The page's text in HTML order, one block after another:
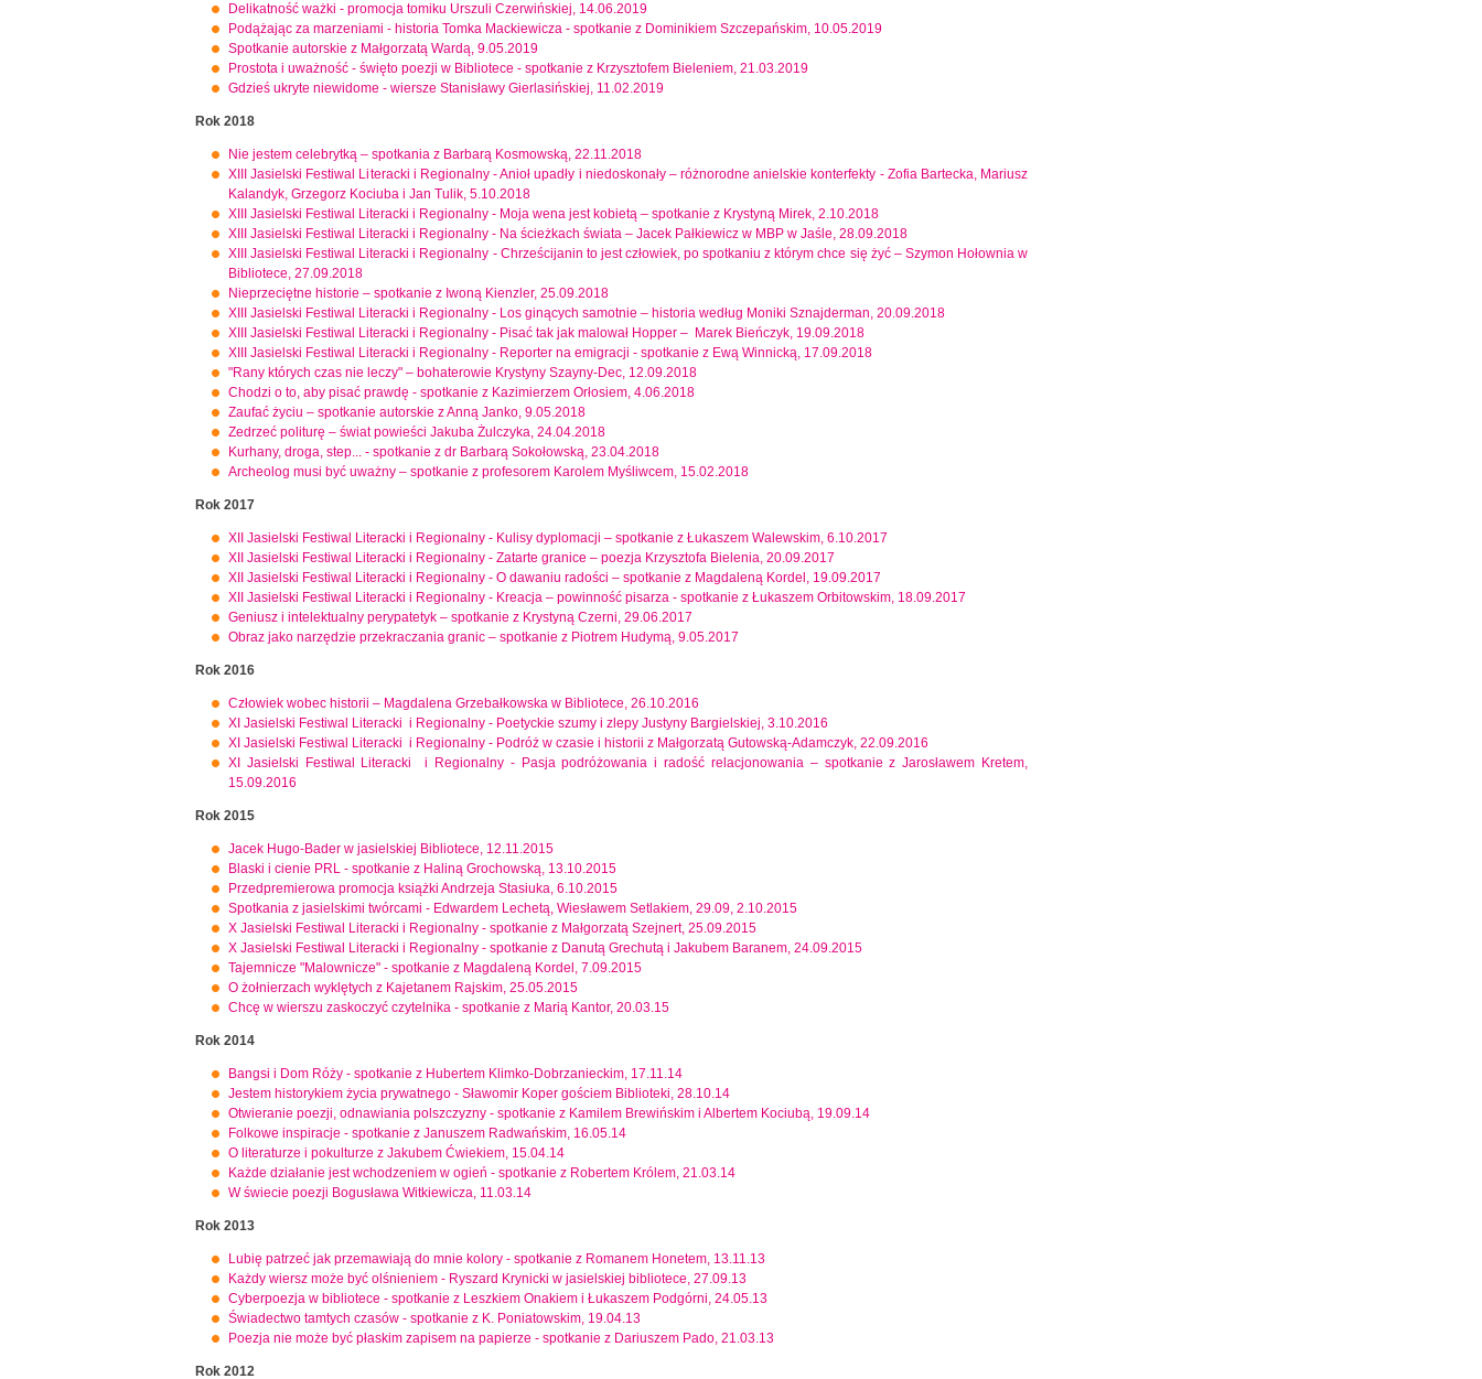
Delikatność ważki - promocja tomiku Urszuli Czerwińskiej, 14.06.2019
Podążając za marzeniami - historia Tomka Mackiewicza - spotkanie z Dominikiem Szczepańskim, 10.05.2019
Spotkanie autorskie z Małgorzatą Wardą, 9.05.2019
Prostota i uważność - święto poezji w Bibliotece - spotkanie z Krzysztofem Bieleniem, 21.03.2019
Gdzieś ukryte niewidome - wiersze Stanisławy Gierlasińskiej, 11.02.2019
Rok 2018
Nie jestem celebrytką – spotkania z Barbarą Kosmowską, 22.11.2018
XIII Jasielski Festiwal Literacki i Regionalny- Anioł upadły i niedoskonały – różnorodne anielskie konterfekty - Zofia Bartecka, Mariusz
Kalandyk, Grzegorz Kociuba i Jan Tulik, 5.10.2018
XIII Jasielski Festiwal Literacki i Regionalny - Moja wena jest kobietą – spotkanie z Krystyną Mirek, 2.10.2018
XIII Jasielski Festiwal Literacki i Regionalny - Na ścieżkach świata – Jacek Pałkiewicz w MBP w Jaśle, 28.09.2018
XIII Jasielski Festiwal Literacki i Regionalny - Chrześcijanin to jest człowiek, po spotkaniu z którym chce się żyć – Szymon Hołownia w
Bibliotece, 27.09.2018
Nieprzeciętne historie – spotkanie z Iwoną Kienzler, 25.09.2018
XIII Jasielski Festiwal Literacki i Regionalny - Los ginących samotnie – historia według Moniki Sznajderman, 20.09.2018
XIII Jasielski Festiwal Literacki i Regionalny - Pisać tak jak malował Hopper – Marek Bieńczyk, 19.09.2018
XIII Jasielski Festiwal Literacki i Regionalny - Reporter na emigracji - spotkanie z Ewą Winnicką, 17.09.2018
"Rany których czas nie leczy" – bohaterowie Krystyny Szayny-Dec, 12.09.2018
Chodzi o to, aby pisać prawdę - spotkanie z Kazimierzem Orłosiem, 4.06.2018
Zaufać życiu – spotkanie autorskie z Anną Janko, 9.05.2018
Zedrzeć politurę – świat powieści Jakuba Żulczyka, 24.04.2018
Kurhany, droga, step... - spotkanie z dr Barbarą Sokołowską, 23.04.2018
Archeolog musi być uważny – spotkanie z profesorem Karolem Myśliwcem, 15.02.2018
Rok 2017
XII Jasielski Festiwal Literacki i Regionalny - Kulisy dyplomacji – spotkanie z Łukaszem Walewskim, 6.10.2017
XII Jasielski Festiwal Literacki i Regionalny - Zatarte granice – poezja Krzysztofa Bielenia, 20.09.2017
XII Jasielski Festiwal Literacki i Regionalny - O dawaniu radości – spotkanie z Magdaleną Kordel, 19.09.2017
XII Jasielski Festiwal Literacki i Regionalny - Kreacja – powinność pisarza - spotkanie z Łukaszem Orbitowskim, 18.09.2017
Geniusz i intelektualny perypatetyk – spotkanie z Krystyną Czerni, 29.06.2017
Obraz jako narzędzie przekraczania granic – spotkanie z Piotrem Hudymą, 9.05.2017
Rok 2016
Człowiek wobec historii – Magdalena Grzebałkowska w Bibliotece, 26.10.2016
XI Jasielski Festiwal Literacki i Regionalny - Poetyckie szumy i zlepy Justyny Bargielskiej, 3.10.2016
XI Jasielski Festiwal Literacki i Regionalny - Podróż w czasie i historii z Małgorzatą Gutowską-Adamczyk, 22.09.2016
XI Jasielski Festiwal Literacki i Regionalny - Pasja podróżowania i radość relacjonowania – spotkanie z Jarosławem Kretem,
15.09.2016
Rok 2015
Jacek Hugo-Bader w jasielskiej Bibliotece, 12.11.2015
Blaski i cienie PRL - spotkanie z Haliną Grochowską, 13.10.2015
Przedpremierowa promocja książki Andrzeja Stasiuka, 6.10.2015
Spotkania z jasielskimi twórcami - Edwardem Lechetą, Wiesławem Setlakiem, 29.09, 2.10.2015
X Jasielski Festiwal Literacki i Regionalny - spotkanie z Małgorzatą Szejnert, 25.09.2015
X Jasielski Festiwal Literacki i Regionalny - spotkanie z Danutą Grechutą i Jakubem Baranem, 24.09.2015
Tajemnicze "Malownicze" - spotkanie z Magdaleną Kordel, 7.09.2015
O żołnierzach wyklętych z Kajetanem Rajskim, 25.05.2015
Chcę w wierszu zaskoczyć czytelnika - spotkanie z Marią Kantor, 20.03.15
Rok 2014
Bangsi i Dom Róży - spotkanie z Hubertem Klimko-Dobrzanieckim, 17.11.14
Jestem historykiem życia prywatnego - Sławomir Koper gościem Biblioteki, 28.10.14
Otwieranie poezji, odnawiania polszczyzny - spotkanie z Kamilem Brewińskim i Albertem Kociubą, 19.09.14
Folkowe inspiracje - spotkanie z Januszem Radwańskim, 16.05.14
O literaturze i pokulturze z Jakubem Ćwiekiem, 15.04.14
Każde działanie jest wchodzeniem w ogień - spotkanie z Robertem Królem, 21.03.14
W świecie poezji Bogusława Witkiewicza, 11.03.14
Rok 2013
Lubię patrzeć jak przemawiają do mnie kolory - spotkanie z Romanem Honetem, 13.11.13
Każdy wiersz może być olśnieniem - Ryszard Krynicki w jasielskiej bibliotece, 27.09.13
Cyberpoezja w bibliotece - spotkanie z Leszkiem Onakiem i Łukaszem Podgórni, 24.05.13
Świadectwo tamtych czasów - spotkanie z K. Poniatowskim, 19.04.13
Poezja nie może być płaskim zapisem na papierze - spotkanie z Dariuszem Pado, 21.03.13
Rok 2012